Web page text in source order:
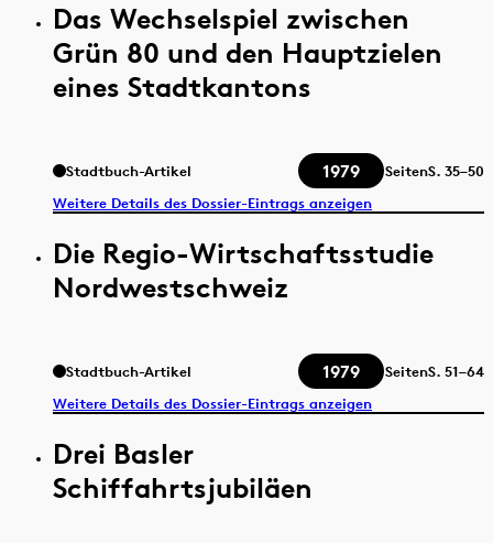
Das Wechselspiel zwischen
Grün 80 und den Hauptzielen
eines Stadtkantons
Stadtbuch-Artikel 1979 SeitenS. 35–50
Weitere Details des Dossier-Eintrags anzeigen
Die Regio-Wirtschaftsstudie
Nordwestschweiz
Stadtbuch-Artikel 1979 SeitenS. 51–64
Weitere Details des Dossier-Eintrags anzeigen
Drei Basler
Schiffahrtsjubiläen